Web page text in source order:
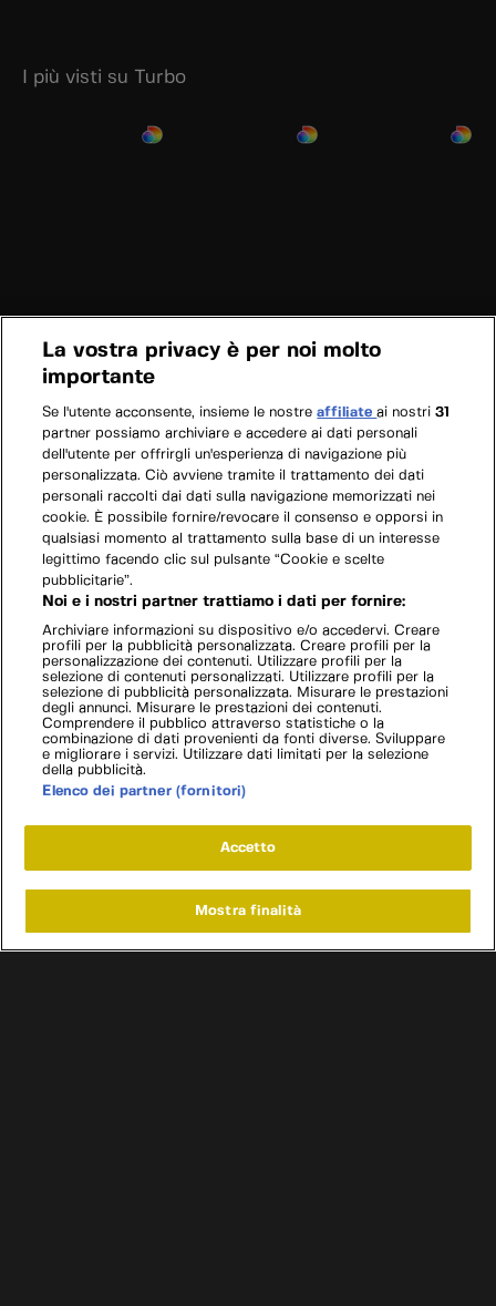
I più visti su Turbo
La vostra privacy è per noi molto
importante
Se l'utente acconsente, insieme le nostreaffiliateai nostri31
partner possiamo archiviare e accedere ai dati personali
dell'utente per offrirgli un'esperienza di navigazione più
personalizzata. Ciò avviene tramite il trattamento dei dati
personali raccolti dai dati sulla navigazione memorizzati nei
cookie. È possibile fornire/revocare il consenso e opporsi in
qualsiasi momento al trattamento sulla base di un interesse
legittimo facendo clic sul pulsante “Cookie e scelte
pubblicitarie”.
Noi e i nostri partner trattiamo i dati per fornire:
Archiviare informazioni su dispositivo e/o accedervi. Creare
profili per la pubblicità personalizzata. Creare profili per la
personalizzazione dei contenuti. Utilizzare profili per la
selezione di contenuti personalizzati. Utilizzare profili per la
selezione di pubblicità personalizzata. Misurare le prestazioni
degli annunci. Misurare le prestazioni dei contenuti.
Comprendere il pubblico attraverso statistiche o la
combinazione di dati provenienti da fonti diverse. Sviluppare
e migliorare i servizi. Utilizzare dati limitati per la selezione
della pubblicità.
Elenco dei partner (fornitori)
Accetto
Mostra finalità